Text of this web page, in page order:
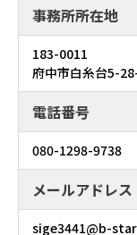
事務所所在地
183-0011
府中市白糸台5-
電話番号
080-1298-9738
メールアドレス
sige3441@b-